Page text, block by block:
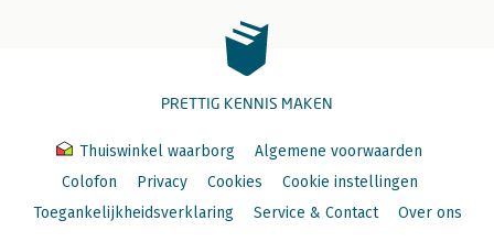
PRETTIG KENNIS MAKEN
Thuiswinkel waarborg
Algemene voorwaarden
Colofon
Privacy Cookies
Cookie instellingen
Toegankelijkheidsverklaring
Service & Contact Over ons